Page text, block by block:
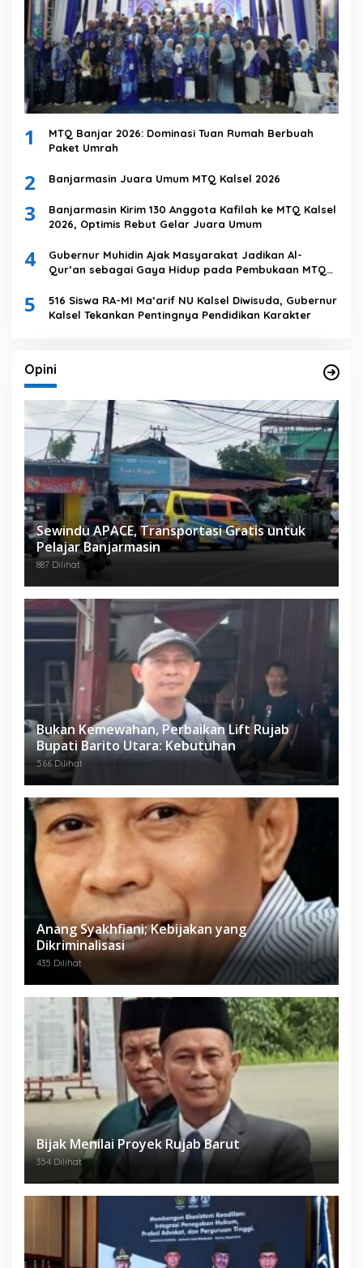
1
MTQ Banjar 2026: Dominasi Tuan Rumah Berbuah
Paket Umrah
2 Banjarmasin Juara Umum MTQ Kalsel 2026
3
Banjarmasin Kirim 130 Anggota Kafilah ke MTQ Kalsel
2026, Optimis Rebut Gelar Juara Umum
4
Gubernur Muhidin Ajak Masyarakat Jadikan Al-
Qur’an sebagai Gaya Hidup pada Pembukaan MTQ
5
516 Siswa RA-MI Ma’arif NU Kalsel Diwisuda, Gubernur
Kalsel Tekankan Pentingnya Pendidikan Karakter
Opini
Sewindu APACE, Transportasi Gratis untuk
Pelajar Banjarmasin
887 Dilihat
Bukan Kemewahan, Perbaikan Lift Rujab
Bupati Barito Utara: Kebutuhan
566 Dilihat
Anang Syakhfiani; Kebijakan yang
Dikriminalisasi
435 Dilihat
Bijak Menilai Proyek Rujab Barut
354 Dilihat